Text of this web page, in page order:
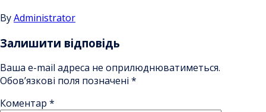
ByAdministrator
Залишити відповідь
Ваша e-mail адреса не оприлюднюватиметься.
Обов’язкові поля позначені *
Коментар *